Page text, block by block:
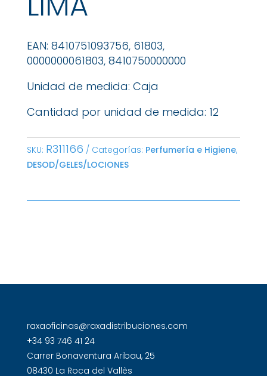
EAN: 8410751093756, 61803,
0000000061803, 8410750000000
Unidad de medida: Caja
Cantidad por unidad de medida: 12
SKU: R311166 Categorías: Perfumería e Higiene,
DESOD/GELES/LOCIONES
raxaoficinas@raxadistribuciones.com
+34 93 746 41 24
Carrer Bonaventura Aribau, 25
08430 La Roca del Vallès